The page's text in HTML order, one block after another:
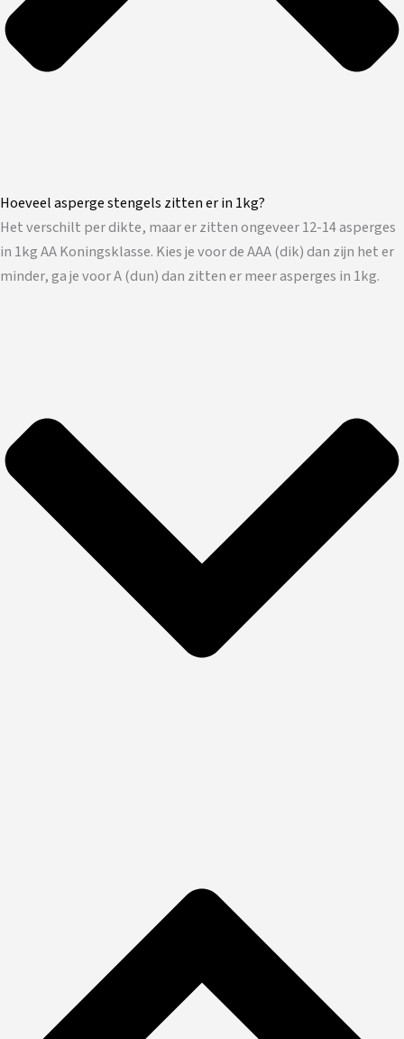
Hoeveel asperge stengels zitten er in 1kg?
Het verschilt per dikte, maar er zitten ongeveer 12-14 asperges
in 1kg AA Koningsklasse. Kies je voor de AAA (dik) dan zijn het er
minder, ga je voor A (dun) dan zitten er meer asperges in 1kg.